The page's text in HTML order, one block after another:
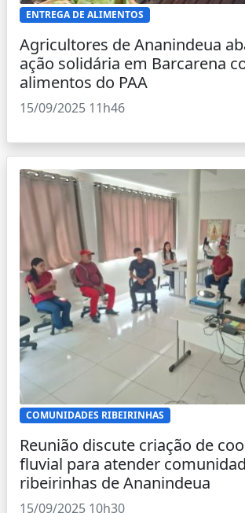
ENTREGA DE ALIMENTOS
Agricultores de Ananindeua
ação solidária em Barcarena
alimentos do PAA
15/09/2025 11h46
COMUNIDADES RIBEIRINHAS
Reunião discute criação de
fluvial para atender
ribeirinhas de Ananindeua
15/09/2025 10h30